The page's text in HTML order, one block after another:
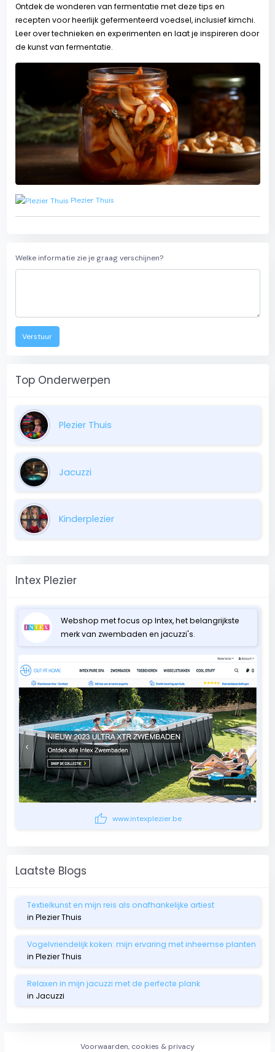
Ontdek de wonderen van fermentatie met deze tips en
recepten voor heerlijk gefermenteerd voedsel, inclusief kimchi.
Leer over technieken en experimenten en laat je inspireren door
de kunst van fermentatie.
Plezier Thuis
Welke informatie zie je graag verschijnen?
Verstuur
Top Onderwerpen
Plezier Thuis
Jacuzzi
Kinderplezier
Intex Plezier
Webshop met focus op Intex, het belangrijkste
merk van zwembaden en jacuzzi's.
thumb_up www.intexplezier.be
Laatste Blogs
Textielkunst en mijn reis als onafhankelijke artiest
in Plezier Thuis
Vogelvriendelijk koken: mijn ervaring met inheemse planten
in Plezier Thuis
Relaxen in mijn jacuzzi met de perfecte plank
in Jacuzzi
Voorwaarden, cookies & privacy